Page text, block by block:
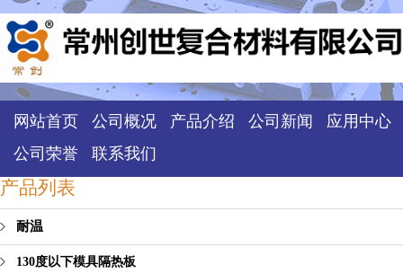
网站首页 公司概况 产品介绍 公司新闻
应用中心
公司荣誉
联系我们
产品列表
耐温
130度以下模具隔热板